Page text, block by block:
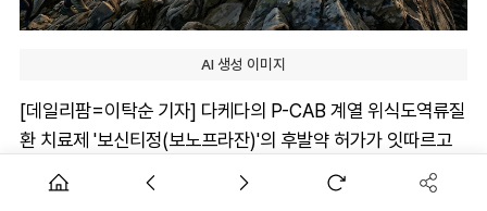
AI 생성 이미지
[데일리팜=이탁순 기자] 다케다의 P-CAB 계열 위식도역류질
환 치료제 '보신티정(보노프라잔)'의 후발약 허가가 잇따르고
있는 가운데 특허를 무릅쓰고 시장에 조기 출시할 수 있을지 주
목된다.